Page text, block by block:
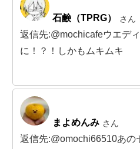
石鹸（TPRG） さん
返信先:@mochicafeウエデ
に！？！しかもムキムキ
まよめんみ さん
返信先:@omochi66510あの